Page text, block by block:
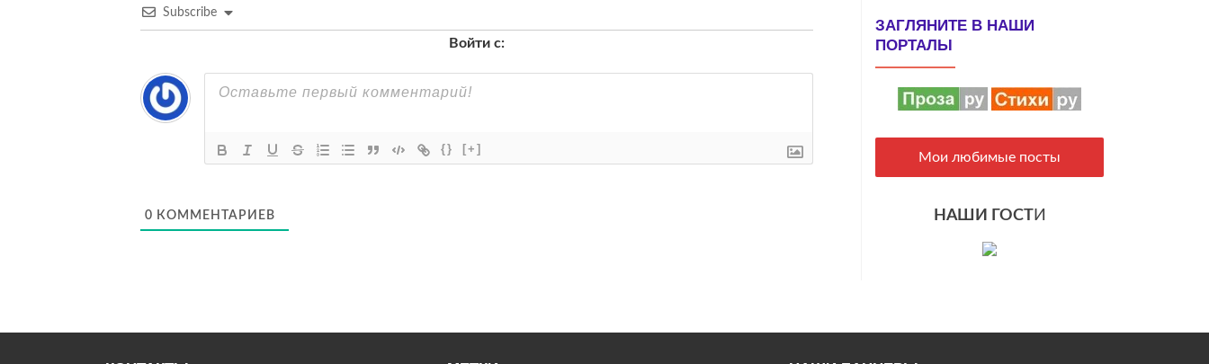
Subscribe
Войти с:
{} [+]
0 КОММЕНТАРИЕВ
ЗАГЛЯНИТЕ В НАШИ
ПОРТАЛЫ
Мои любимые посты
НАШИ ГОСТИ